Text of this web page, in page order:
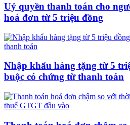
Uỷ quyền thanh toán cho
hoá đơn từ 5 triệu đồng
Nhập khẩu hàng tặng từ 5
buộc có chứng từ thanh toán